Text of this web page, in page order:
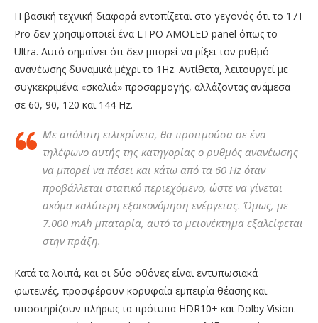
Η βασική τεχνική διαφορά εντοπίζεται στο γεγονός ότι το 17T
Pro δεν χρησιμοποιεί ένα LTPO AMOLED panel όπως το
Ultra. Αυτό σημαίνει ότι δεν μπορεί να ρίξει τον ρυθμό
ανανέωσης δυναμικά μέχρι το 1Hz. Αντίθετα, λειτουργεί με
συγκεκριμένα «σκαλιά» προσαρμογής, αλλάζοντας ανάμεσα
σε 60, 90, 120 και 144 Hz.
Με απόλυτη ειλικρίνεια, θα προτιμούσα σε ένα
τηλέφωνο αυτής της κατηγορίας ο ρυθμός ανανέωσης
να μπορεί να πέσει και κάτω από τα 60 Hz όταν
προβάλλεται στατικό περιεχόμενο, ώστε να γίνεται
ακόμα καλύτερη εξοικονόμηση ενέργειας. Όμως, με
7.000 mAh μπαταρία, αυτό το μειονέκτημα εξαλείφεται
στην πράξη.
Κατά τα λοιπά, και οι δύο οθόνες είναι εντυπωσιακά
φωτεινές, προσφέρουν κορυφαία εμπειρία θέασης και
υποστηρίζουν πλήρως τα πρότυπα HDR10+ και Dolby Vision.